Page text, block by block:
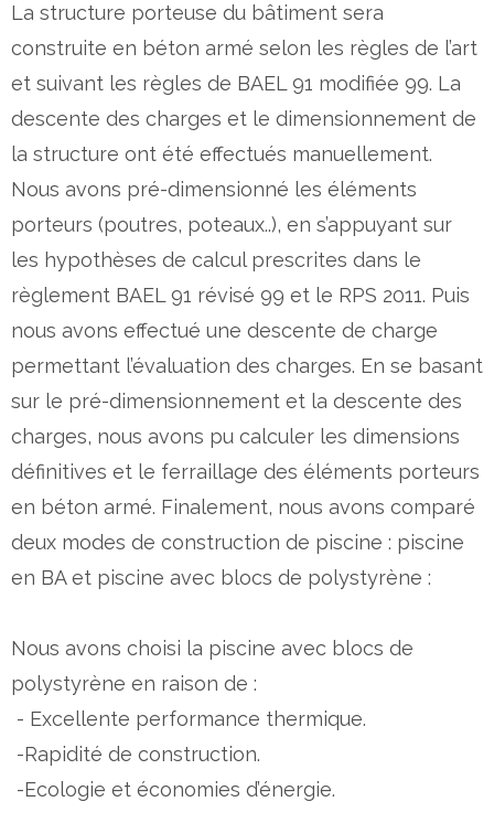
La structure porteuse du bâtiment sera
construite en béton armé selon les règles de l’art
et suivant les règles de BAEL 91 modifiée 99. La
descente des charges et le dimensionnement de
la structure ont été effectués manuellement.
Nous avons pré-dimensionné les éléments
porteurs (poutres, poteaux..), en s’appuyant sur
les hypothèses de calcul prescrites dans le
règlement BAEL 91 révisé 99 et le RPS 2011. Puis
nous avons effectué une descente de charge
permettant l’évaluation des charges. En se basant
sur le pré-dimensionnement et la descente des
charges, nous avons pu calculer les dimensions
définitives et le ferraillage des éléments porteurs
en béton armé. Finalement, nous avons comparé
deux modes de construction de piscine : piscine
en BA et piscine avec blocs de polystyrène :
Nous avons choisi la piscine avec blocs de
polystyrène en raison de :
- Excellente performance thermique.
-Rapidité de construction.
-Ecologie et économies d’énergie.